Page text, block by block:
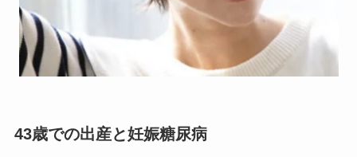
43歳での出産と妊娠糖尿病